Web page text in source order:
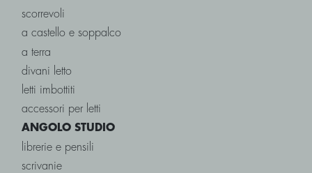
scorrevoli
a castello e soppalco
a terra
divani letto
letti imbottiti
accessori per letti
ANGOLO STUDIO
librerie e pensili
scrivanie